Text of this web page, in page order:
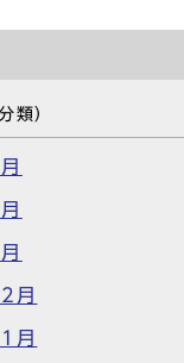
類）
月
月